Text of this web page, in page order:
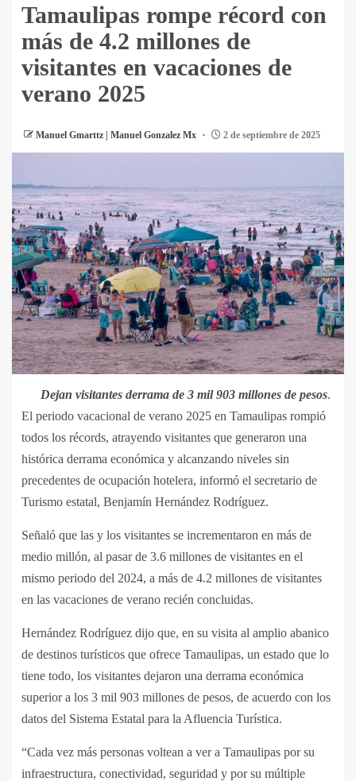
Tamaulipas rompe récord con
más de 4.2 millones de
visitantes en vacaciones de
verano 2025
Manuel Gmarttz | Manuel Gonzalez Mx 2 de septiembre de 2025
Dejan visitantes derrama de 3 mil 903 millones de pesos.
El periodo vacacional de verano 2025 en Tamaulipas rompió
todos los récords, atrayendo visitantes que generaron una
histórica derrama económica y alcanzando niveles sin
precedentes de ocupación hotelera, informó el secretario de
Turismo estatal, Benjamín Hernández Rodríguez.
Señaló que las y los visitantes se incrementaron en más de
medio millón, al pasar de 3.6 millones de visitantes en el
mismo periodo del 2024, a más de 4.2 millones de visitantes
en las vacaciones de verano recién concluidas.
Hernández Rodríguez dijo que, en su visita al amplio abanico
de destinos turísticos que ofrece Tamaulipas, un estado que lo
tiene todo, los visitantes dejaron una derrama económica
superior a los 3 mil 903 millones de pesos, de acuerdo con los
datos del Sistema Estatal para la Afluencia Turística.
“Cada vez más personas voltean a ver a Tamaulipas por su
infraestructura, conectividad, seguridad y por su múltiple